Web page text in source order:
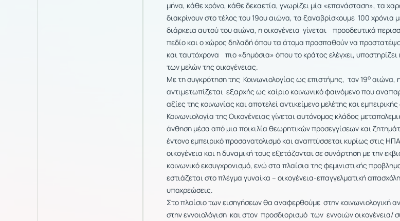
μήνα, κάθε χρόνο, κάθε δεκαετία, γνωρίζει μία «επανάσταση», τα
διακρίνουν στο τέλος του 19ου αιώνα, τα ξαναβρίσκουμε 100 χρόνια
διάρκεια αυτού του αιώνα, η οικογένεια γίνεται προοδευτικά
πεδίο και ο χώρος δηλαδή όπου τα άτομα προσπαθούν να
και ταυτόχρονα πιο «δημόσια» όπου το κράτος ελέγχει, υποστηρίζει
των μελών της οικογένειας.
Με τη συγκρότηση της Κοινωνιολογίας ως επιστήμης, τον 19ο αιώνα,
αντιμετωπίζεται εξαρχής ως καίριο κοινωνικό φαινόμενο που
αξίες της κοινωνίας και αποτελεί αντικείμενο μελέτης και
Κοινωνιολογία της Οικογένειας γίνεται αυτόνομος κλάδος
άνθηση μέσα από μια ποικιλία θεωρητικών προσεγγίσεων και
έντονο εμπειρικό προσανατολισμό και αναπτύσσεται κυρίως στις
οικογένεια και η δυναμική τους εξετάζονται σε συνάρτηση με την
κοινωνικό εκσυγχρονισμό, ενώ στα πλαίσια της φεμινιστικής
εστιάζεται στο πλέγμα γυναίκα – οικογένεια-επαγγελματική
υποχρεώσεις.
Στο πλαίσιο των εισηγήσεων θα αναφερθούμε στην κοινωνιολογική
στην εννοιολόγιση και στον προσδιορισμό των εννοιών οικογένεια/